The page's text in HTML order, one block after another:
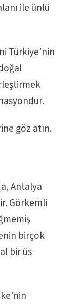
ile ünlü
Türkiye’nin
göz atın.
Antalya
Görkemli
birçok
bir üs